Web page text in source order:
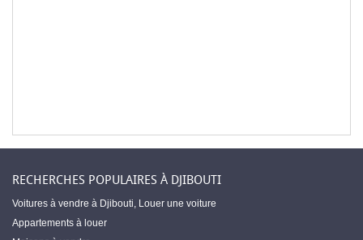
RECHERCHES POPULAIRES À DJIBOUTI
Voitures à vendre à Djibouti, Louer une voiture
Appartements à louer